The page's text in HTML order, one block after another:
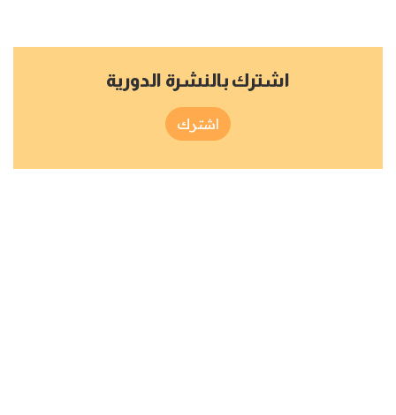
اشترك بالنشرة الدورية
اشترك